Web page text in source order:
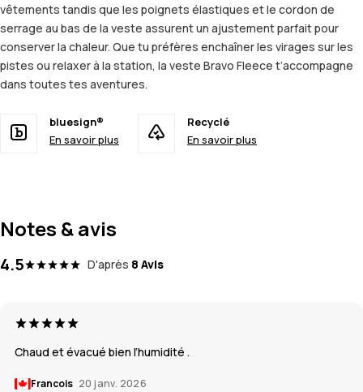
vêtements tandis que les poignets élastiques et le cordon de
serrage au bas de la veste assurent un ajustement parfait pour
conserver la chaleur. Que tu préfères enchaîner les virages sur les
pistes ou relaxer à la station, la veste Bravo Fleece t’accompagne
dans toutes tes aventures.
bluesign®
En savoir plus
Recyclé
En savoir plus
Notes & avis
4.5 D'après 8 Avis
Chaud et évacué bien l’humidité .
Francois 20 janv. 2026